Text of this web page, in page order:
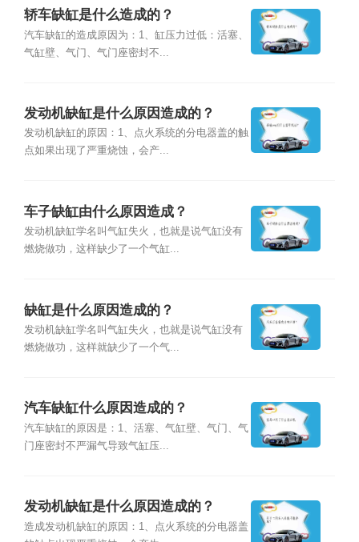
轿车缺缸是什么造成的？
汽车缺缸的造成原因为：1、缸压力过低：活塞、
气缸壁、气门、气门座密封不...
发动机缺缸是什么原因造成的？
发动机缺缸的原因：1、点火系统的分电器盖的触
点如果出现了严重烧蚀，会产...
车子缺缸由什么原因造成？
发动机缺缸学名叫气缸失火，也就是说气缸没有
燃烧做功，这样缺少了一个气缸...
缺缸是什么原因造成的？
发动机缺缸学名叫气缸失火，也就是说气缸没有
燃烧做功，这样就缺少了一个气...
汽车缺缸什么原因造成的？
汽车缺缸的原因是：1、活塞、气缸壁、气门、气
门座密封不严漏气导致气缸压...
发动机缺缸是什么原因造成的？
造成发动机缺缸的原因：1、点火系统的分电器盖